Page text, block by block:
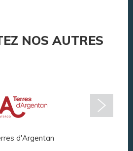
NOS AUTRES
d'Argentan